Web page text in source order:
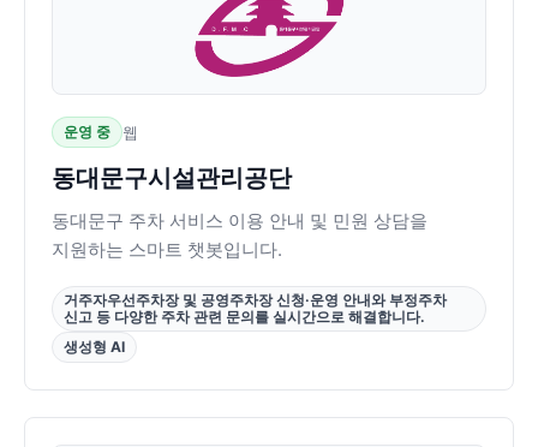
운영 중 웹
동대문구시설관리공단
동대문구 주차 서비스 이용 안내 및 민원 상담을
지원하는 스마트 챗봇입니다.
거주자우선주차장 및 공영주차장 신청·운영 안내와 부정주차
신고 등 다양한 주차 관련 문의를 실시간으로 해결합니다.
생성형 AI